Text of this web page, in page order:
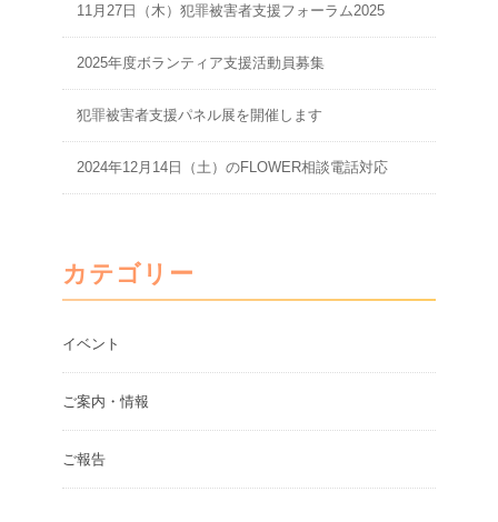
11月27日（木）犯罪被害者支援フォーラム2025
2025年度ボランティア支援活動員募集
犯罪被害者支援パネル展を開催します
2024年12月14日（土）のFLOWER相談電話対応
カテゴリー
イベント
ご案内・情報
ご報告